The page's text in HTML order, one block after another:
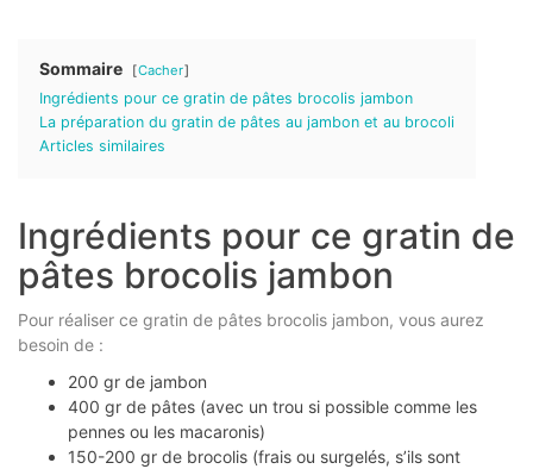
Sommaire Cacher
Ingrédients pour ce gratin de pâtes brocolis jambon
La préparation du gratin de pâtes au jambon et au brocoli
Articles similaires
Ingrédients pour ce gratin de
pâtes brocolis jambon
Pour réaliser ce gratin de pâtes brocolis jambon, vous aurez
besoin de :
200 gr de jambon
400 gr de pâtes (avec un trou si possible comme les
pennes ou les macaronis)
150-200 gr de brocolis (frais ou surgelés, s’ils sont